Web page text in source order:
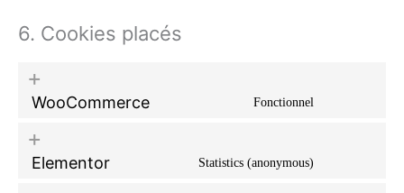
6. Cookies placés
WooCommerce Fonctionnel
Elementor Statistics (anonymous)